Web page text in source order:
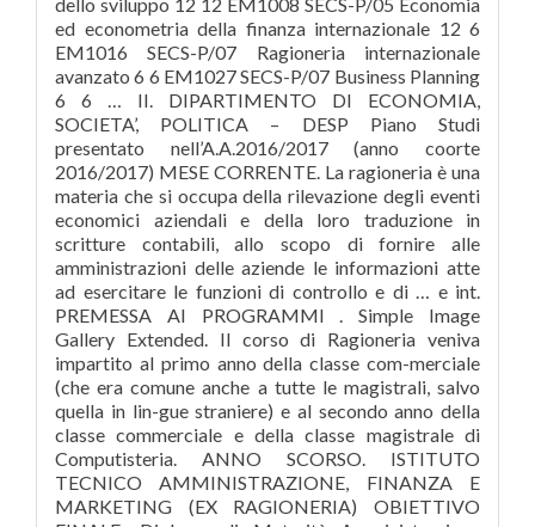
ed econometria della finanza internazionale 12 6
EM1016 SECS-P/07 Ragioneria internazionale
avanzato 6 6 EM1027 SECS-P/07 Business Planning
6 6 … II. DIPARTIMENTO DI ECONOMIA,
SOCIETA’, POLITICA – DESP Piano Studi
presentato nell’A.A.2016/2017 (anno coorte
2016/2017) MESE CORRENTE. La ragioneria è una
materia che si occupa della rilevazione degli eventi
economici aziendali e della loro traduzione in
scritture contabili, allo scopo di fornire alle
amministrazioni delle aziende le informazioni atte
ad esercitare le funzioni di controllo e di … e int.
PREMESSA AI PROGRAMMI . Simple Image
Gallery Extended. Il corso di Ragioneria veniva
impartito al primo anno della classe com-merciale
(che era comune anche a tutte le magistrali, salvo
quella in lin-gue straniere) e al secondo anno della
classe commerciale e della classe magistrale di
Computisteria. ANNO SCORSO. ISTITUTO
TECNICO AMMINISTRAZIONE, FINANZA E
MARKETING (EX RAGIONERIA) OBIETTIVO